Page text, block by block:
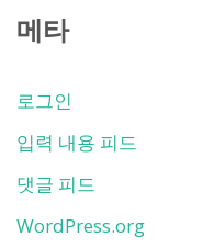
메타
로그인
입력 내용 피드
댓글 피드
WordPress.org